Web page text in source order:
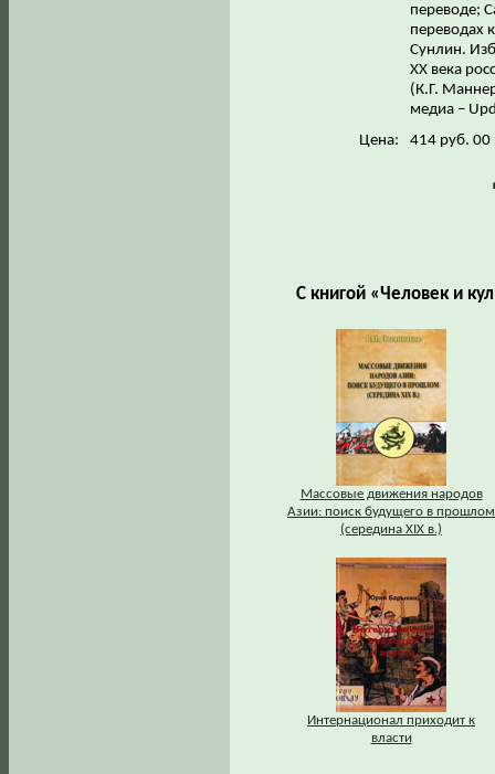
переводе;
переводах
Сунлин.
ХХ века
(К.Г.
медиа –
Цена:
414 руб. 00
С книгой «Человек и
Массовые движения народов
Азии: поиск будущего в прошлом
(середина XIX в.)
Интернационал приходит к
власти